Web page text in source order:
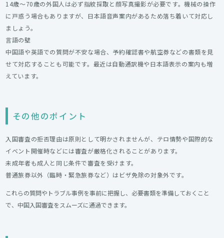
14歳～70歳の外国人は必ず指紋採取と顔写真撮影が必要です。機械の操作
に戸惑う場合もありますが、日本語音声案内があるため落ち着いて対応し
ましょう。
言語の壁
中国語や英語での質問が不安な場合、予約確認書や航空券などの書類を見
せて対応することも可能です。最近は自動通訳機や日本語表示の案内も増
えています。
その他のポイント
入国審査の拒否理由は原則として明かされませんが、テロ情勢や国際的な
イベント開催時などには審査が厳格化されることがあります。
未成年者も成人と同じ条件で審査を受けます。
普通旅券以外（臨時・緊急旅券など）はビザ免除の対象外です。
これらの質問やトラブル事例を事前に把握し、必要書類を準備しておくこと
で、中国入国審査をスムーズに通過できます。